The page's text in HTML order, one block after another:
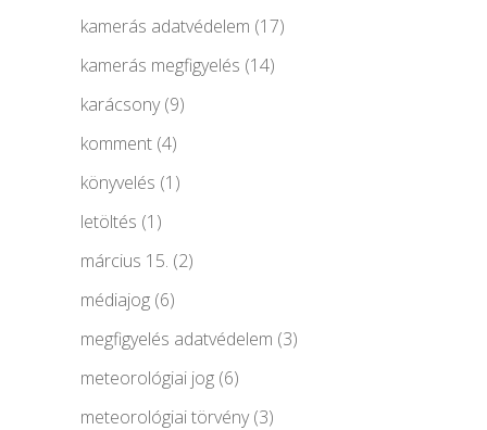
kamerás adatvédelem (17)
kamerás megfigyelés (14)
karácsony(9)
komment (4)
könyvelés (1)
letöltés (1)
március 15. (2)
médiajog (6)
megfigyelés adatvédelem (3)
meteorológiai jog (6)
meteorológiai törvény(3)